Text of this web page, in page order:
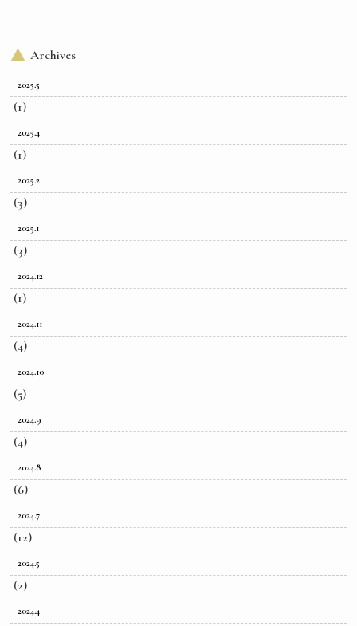
Archives
2025.5
(1)
2025.4
(1)
2025.2
(3)
2025.1
(3)
2024.12
(1)
2024.11
(4)
2024.10
(5)
2024.9
(4)
2024.8
(6)
2024.7
(12)
2024.5
(2)
2024.4